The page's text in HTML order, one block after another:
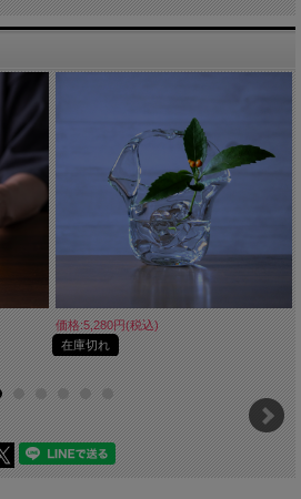
価格:5,280円(税込)
在庫切れ